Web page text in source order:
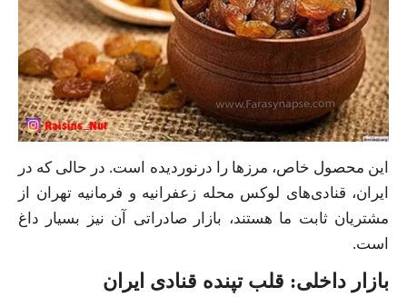
این محصول خاص، مرزها را درنوردیده است. در حالی که در
ایران، قنادی‌های لوکس محله زعفرانیه و فرمانیه تهران از
مشتریان ثابت ما هستند، بازار صادراتی آن نیز بسیار داغ
است.
بازار داخلی: قلب تپنده قنادی ایران